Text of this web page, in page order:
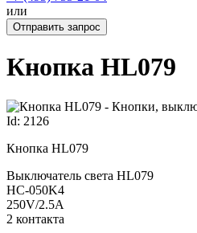
или
Отправить запрос
Кнопка HL079
Id: 2126
Кнопка HL079
Выключатель света HL079
HC-050K4
250V/2.5A
2 контакта